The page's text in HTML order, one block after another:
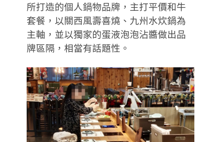
所打造的個人鍋物品牌，主打平價和牛
套餐，以關西風壽喜燒、九州水炊鍋為
主軸，並以獨家的蛋液泡泡沾醬做出品
牌區隔，相當有話題性。